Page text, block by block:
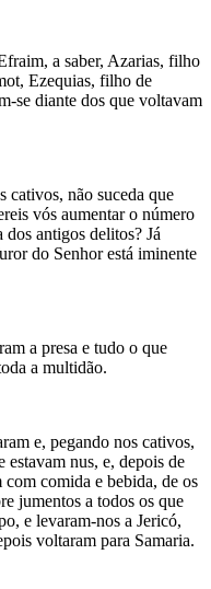
a saber, Azarias, filho
Ezequias, filho de
se diante dos que voltavam
cativos, não suceda que
vós aumentar o número
dos antigos delitos? Já
do Senhor está iminente
a presa e tudo o que
a multidão.
e, pegando nos cativos,
estavam nus, e, depois de
com comida e bebida, de os
jumentos a todos os que
e levaram-nos a Jericó,
voltaram para Samaria.